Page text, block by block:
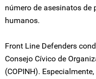
número de asesinatos de
humanos.
Front Line Defenders
Consejo Cívico de
(COPINH).